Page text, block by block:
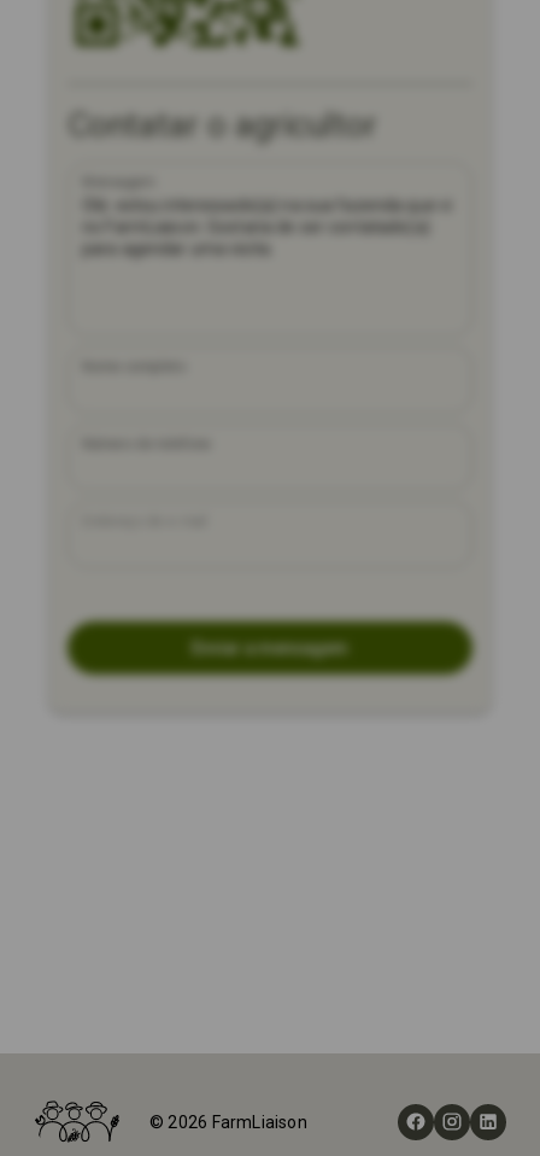
Contatar o agricultor
Enviar a mensagem
Fazendas
Apple Acres Farm
© 2026 FarmLiaison